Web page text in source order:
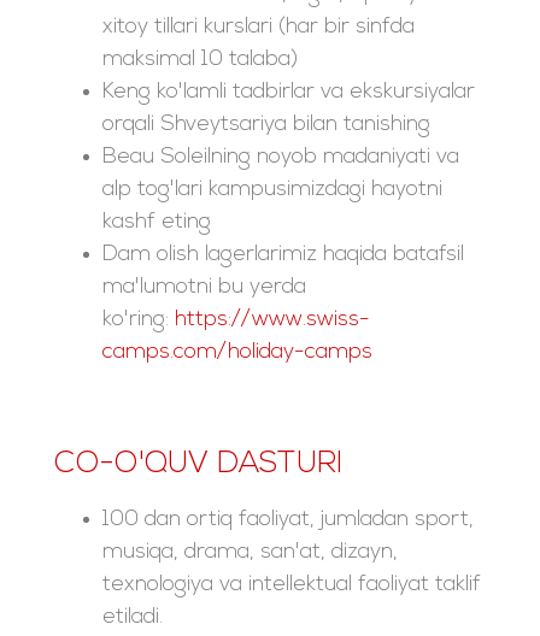
xitoy tillari kurslari (har bir sinfda
maksimal 10 talaba)
Keng ko'lamli tadbirlar va ekskursiyalar
orqali Shveytsariya bilan tanishing
Beau Soleilning noyob madaniyati va
alp tog'lari kampusimizdagi hayotni
kashf eting
Dam olish lagerlarimiz haqida batafsil
ma'lumotni bu yerda
ko'ring: https://www.swiss-
camps.com/holiday-camps
CO-O'QUV DASTURI
100 dan ortiq faoliyat, jumladan sport,
musiqa, drama, san'at, dizayn,
texnologiya va intellektual faoliyat taklif
etiladi.